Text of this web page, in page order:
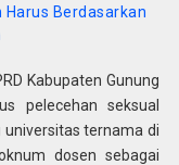
Berdasarkan
Kabupaten Gunung
pelecehan seksual
ternama di
dosen sebagai